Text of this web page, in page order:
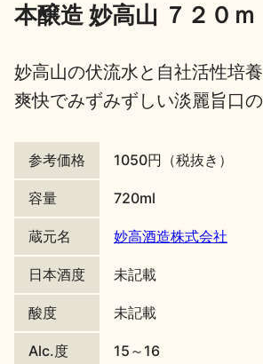
歳時記 地酒蔵元
日本酒の楽しみ方特集
本醸造 妙高山 ７２０ｍ
妙高山の伏流水と自社活性培養
爽快でみずみずしい淡麗旨口の
参考価格 1050円（税抜き）
容量 720ml
蔵元名 妙高酒造株式会社
日本酒度 未記載
酸度 未記載
Alc.度 15～16